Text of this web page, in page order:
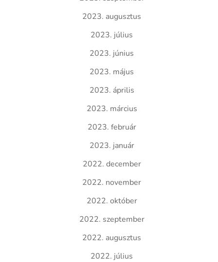
2023. augusztus
2023. július
2023. június
2023. május
2023. április
2023. március
2023. február
2023. január
2022. december
2022. november
2022. október
2022. szeptember
2022. augusztus
2022. július